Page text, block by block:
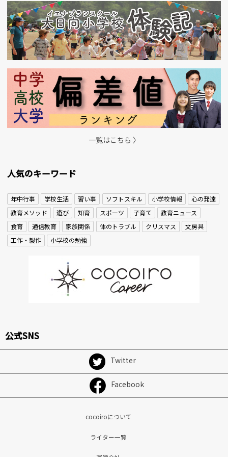
一覧はこちら 〉
人気のキーワード
年中行事 学校生活 習い事 ソフトスキル 小学校情報
心の発達
教育メソッド
遊び 知育 スポーツ 子育て
教育ニュース
食育
通信教育 家族関係 体のトラブル クリスマス
文房具
工作・製作
小学校の勉強
公式SNS
Twitter
Facebook
cocoiroについて
ライター一覧